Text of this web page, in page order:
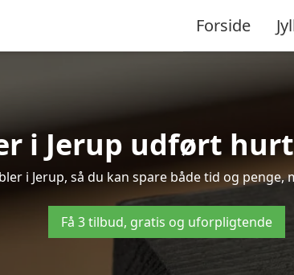
Forside
i Jerup udført
i Jerup, så du kan spare både tid og
Få 3 tilbud, gratis og uforpligtende